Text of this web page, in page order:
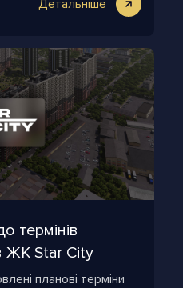
Детальніше
термінів
ЖК Star City
планові терміни